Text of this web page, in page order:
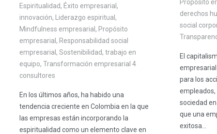
Espiritualidad, Éxito empresarial,
innovación, Liderazgo espiritual,
Mindfulness empresarial, Propósito
empresarial, Responsabilidad social
empresarial, Sostenibilidad, trabajo en
equipo, Transformación empresarial 4
consultores
En los últimos años, ha habido una
tendencia creciente en Colombia en la que
las empresas están incorporando la
espiritualidad como un elemento clave en
Propósito
derechos
social
El
para los
empleados,
sociedad
que una
exitosa...